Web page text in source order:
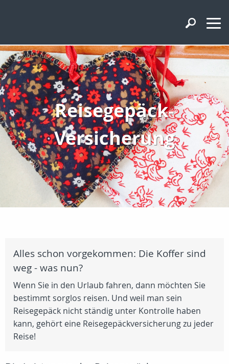
Reisegepäck-
Versicherung
Alles schon vorgekommen: Die Koffer sind
weg - was nun?
Wenn Sie in den Urlaub fahren, dann möchten Sie
bestimmt sorglos reisen. Und weil man sein
Reisegepäck nicht ständig unter Kontrolle haben
kann, gehört eine Reisegepäckversicherung zu jeder
Reise!